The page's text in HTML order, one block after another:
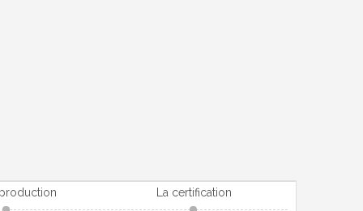
La certification